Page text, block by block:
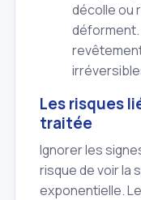
décolle ou
déforment.
Les risques
traitée
Ignorer les
risque de voir la
exponentielle.